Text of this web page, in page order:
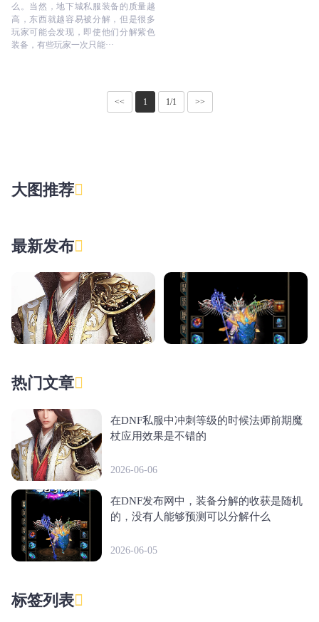
么。当然，地下城私服装备的质量越
高，东西就越容易被分解，但是很多
玩家可能会发现，即使他们分解紫色
装备，有些玩家一次只能···
<< 1 1/1 >>
大图推荐
最新发布
热门文章
在DNF私服中冲刺等级的时候法师前期魔
杖应用效果是不错的
2026-06-06
在DNF发布网中，装备分解的收获是随机
的，没有人能够预测可以分解什么
2026-06-05
标签列表